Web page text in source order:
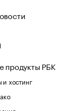
продукты РБК
хостинг